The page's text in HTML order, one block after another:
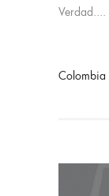
Verdad....
Colombia